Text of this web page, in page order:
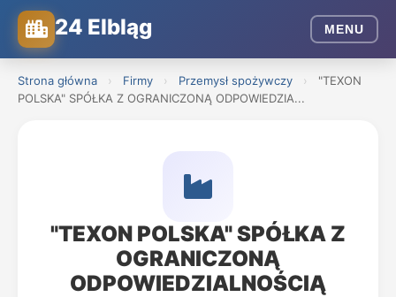
24 Elbląg MENU
Strona główna › Firmy › Przemysł spożywczy ›
"TEXON
POLSKA" SPÓŁKA Z OGRANICZONĄ ODPOWIEDZIA...
"TEXON POLSKA" SPÓŁKA Z
OGRANICZONĄ
ODPOWIEDZIALNOŚCIĄ